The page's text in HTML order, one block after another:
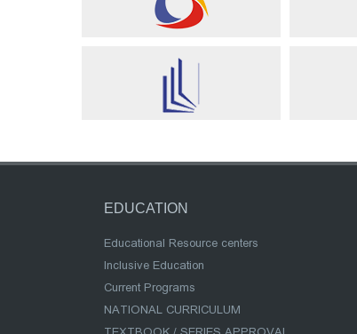
EDUCATION
Educational Resource centers
Inclusive Education
Current Programs
NATIONAL CURRICULUM